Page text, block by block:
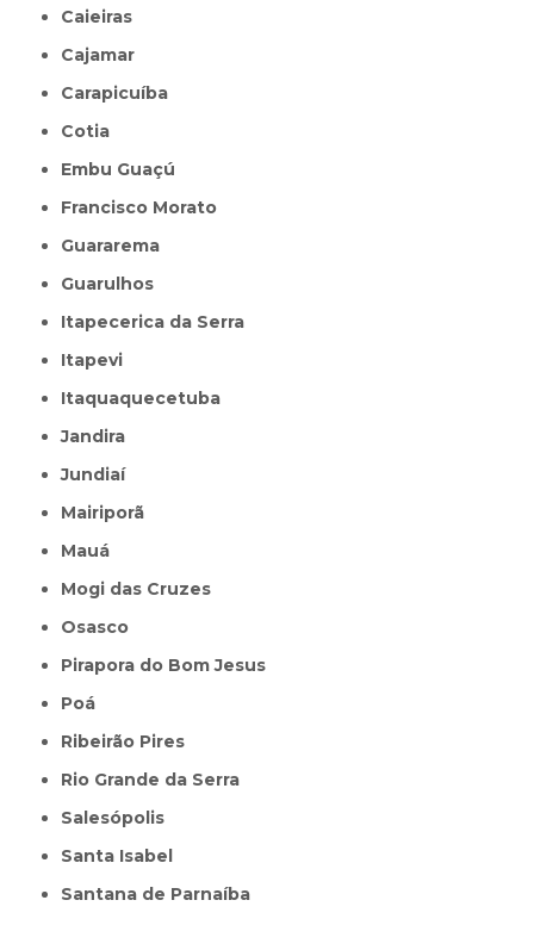
Caieiras
Cajamar
Carapicuíba
Cotia
Embu Guaçú
Francisco Morato
Guararema
Guarulhos
Itapecerica da Serra
Itapevi
Itaquaquecetuba
Jandira
Jundiaí
Mairiporã
Mauá
Mogi das Cruzes
Osasco
Pirapora do Bom Jesus
Poá
Ribeirão Pires
Rio Grande da Serra
Salesópolis
Santa Isabel
Santana de Parnaíba